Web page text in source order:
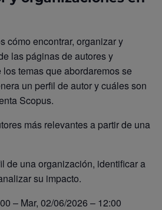
cómo encontrar, organizar y
las páginas de autores y
temas que abordaremos se
un perfil de autor y cuáles son
Scopus.
más relevantes a partir de una
de una organización, identificar a
su impacto.
– Mar, 02/06/2026 – 12:00